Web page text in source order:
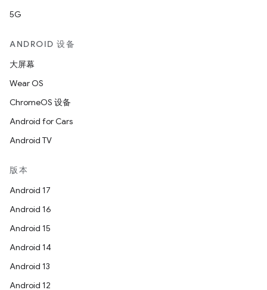
5G
ANDROID 设备
大屏幕
Wear OS
ChromeOS 设备
Android for Cars
Android TV
版本
Android 17
Android 16
Android 15
Android 14
Android 13
Android 12